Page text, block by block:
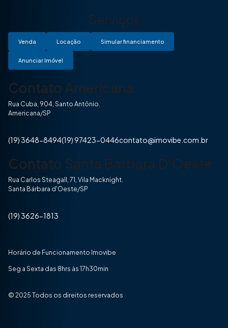
Serviços
Venda Locação Simular financiamento
Anunciar Imóvel
Contato Americana
Rua Cuba, 904, Santo Antônio.
Americana/SP
(19) 3648-8494(19) 97423-0446contato@imovibe.com.br
Contato Santa Bárbara D'Oeste
Rua Carlos Steagall, 71, Vila Macknight.
Santa Bárbara d'Oeste/SP
(19) 3626-1813
Horário de Funcionamento Imovibe
Seg a Sexta das 8hrs às 17h30min
© 2025 Todos os direitos reservados